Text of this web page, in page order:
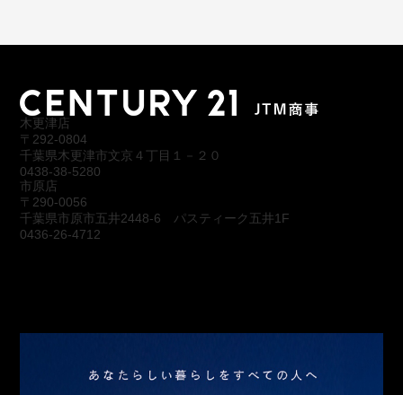
木更津店
〒292-0804
千葉県木更津市文京４丁目１－２０
0438-38-5280
市原店
〒290-0056
千葉県市原市五井2448-6 パスティーク五井1F
0436-26-4712